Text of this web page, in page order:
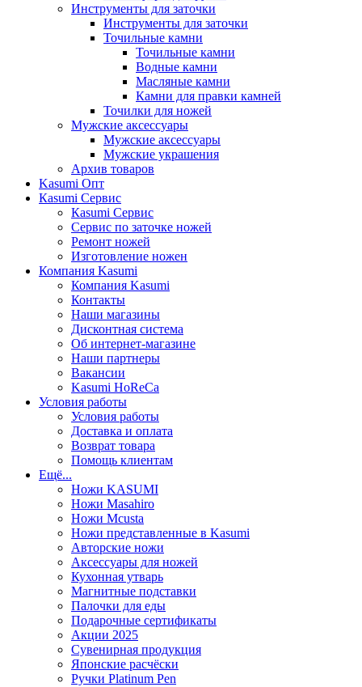
Инструменты для заточки
Инструменты для заточки
Точильные камни
Точильные камни
Водные камни
Масляные камни
Камни для правки камней
Точилки для ножей
Мужские аксессуары
Мужские аксессуары
Мужские украшения
Архив товаров
Kasumi Опт
Кasumi Сервис
Кasumi Сервис
Сервис по заточке ножей
Ремонт ножей
Изготовление ножен
Компания Kasumi
Компания Kasumi
Контакты
Наши магазины
Дисконтная система
Об интернет-магазине
Наши партнеры
Вакансии
Kasumi HoReCa
Условия работы
Условия работы
Доставка и оплата
Возврат товара
Помощь клиентам
Ещё...
Ножи KASUMI
Ножи Masahiro
Ножи Mcusta
Ножи представленные в Kasumi
Авторские ножи
Аксессуары для ножей
Кухонная утварь
Магнитные подставки
Палочки для еды
Подарочные сертификаты
Акции 2025
Сувенирная продукция
Японские расчёски
Ручки Platinum Pen